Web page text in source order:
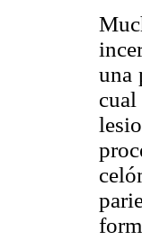
una